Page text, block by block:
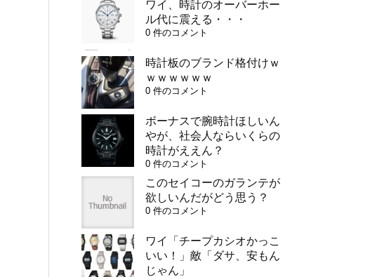
ワイ、時計のオーバーホー
ル代に震える・・・
0 件のコメント
時計板のブランド格付けｗ
ｗｗｗｗｗｗ
0 件のコメント
ボーナスで腕時計ほしいん
やが、社会人ならいくらの
時計がええん？
0 件のコメント
このセイコーのガランテが
欲しいんだがどう思う？
0 件のコメント
ワイ「チープカシオかっこ
いい！」敵「ダサ、安もん
じゃん」